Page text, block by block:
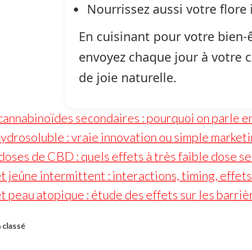
Nourrissez aussi votre
En cuisinant pour votre
envoyez chaque jour à votre
de joie naturelle.
secondaires : pourquoi on parle
: vraie innovation ou simple
de CBD : quels effets à très faible dose
jeûne intermittent : interactions, timing,
peau atopique : étude des effets sur les
classé